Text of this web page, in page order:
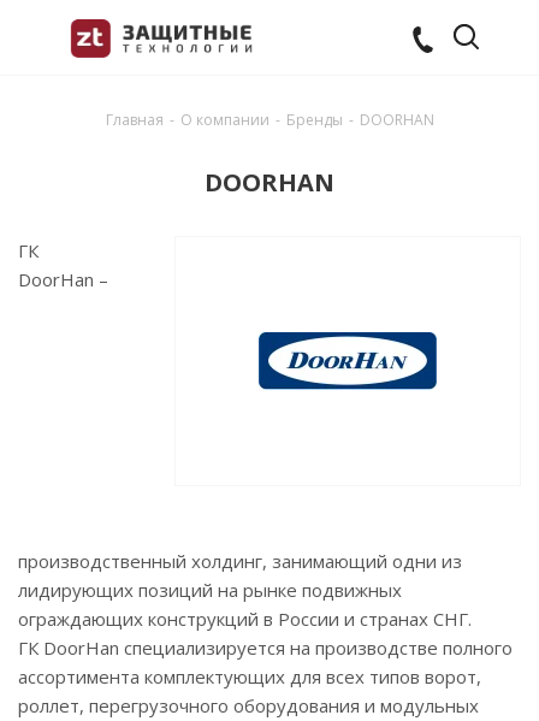
Главная - О компании - Бренды - DOORHAN
DOORHAN
ГК
DoorHan –
производственный холдинг, занимающий одни из
лидирующих позиций на рынке подвижных
ограждающих конструкций в России и странах СНГ.
ГК DoorHan специализируется на производстве полного
ассортимента комплектующих для всех типов ворот,
роллет, перегрузочного оборудования и модульных